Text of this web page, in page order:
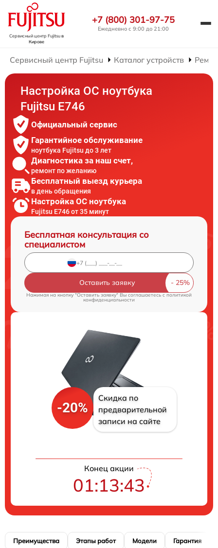
Сервисный центр Fujitsuв
Кирове
+7 (800) 301-97-75
Ежедневно с 9:00 до 21:00
Сервисный центр Fujitsu Каталог устройств
Настройка ОС ноутбука
Fujitsu E746
Официальный сервис
Гарантийное обслуживание
ноутбука Fujitsu до 3 лет
Диагностика за наш счет,
ремонт по желанию
Бесплатный выезд курьера
в день обращения
Настройка ОС ноутбука
Fujitsu E746 от 35 минут
Бесплатная консультация со
специалистом
Оставить заявку
Нажимая на кнопку "Оставить заявку" Вы соглашаетесь cполитикой
конфиденциальности
-20%
Скидка по
предварительной
записи на сайте
Конец акции
01:13:42
Преимущества Этапы работ Модели Гарантия